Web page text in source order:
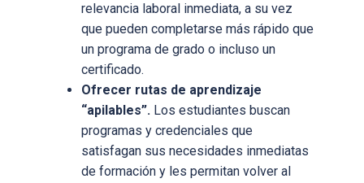
relevancia laboral inmediata, a su vez
que pueden completarse más rápido que
un programa de grado o incluso un
certificado.
Ofrecer rutas de aprendizaje
“apilables”. Los estudiantes buscan
programas y credenciales que
satisfagan sus necesidades inmediatas
de formación y les permitan volver al